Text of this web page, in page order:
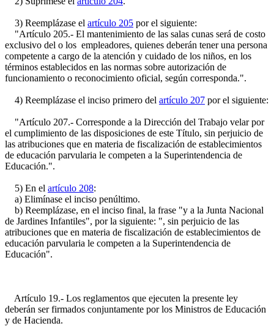
3) Reemplázase el artículo 205 por el siguiente:
"Artículo 205.- El mantenimiento de las salas cunas será de costo
exclusivo del o los empleadores, quienes deberán tener una persona
competente a cargo de la atención y cuidado de los niños, en los
términos establecidos en las normas sobre autorización de
funcionamiento o reconocimiento oficial, según corresponda.".
4) Reemplázase el inciso primero del artículo 207 por el siguiente:
"Artículo 207.- Corresponde a la Dirección del Trabajo velar por
el cumplimiento de las disposiciones de este Título, sin perjuicio de
las atribuciones que en materia de fiscalización de establecimientos
de educación parvularia le competen a la Superintendencia de
Educación.".
5) En el artículo 208:
a) Elimínase el inciso penúltimo.
b) Reemplázase, en el inciso final, la frase "y a la Junta Nacional
de Jardines Infantiles", por la siguiente: ", sin perjuicio de las
atribuciones que en materia de fiscalización de establecimientos de
educación parvularia le competen a la Superintendencia de
Educación".
Artículo 19.- Los reglamentos que ejecuten la presente ley
deberán ser firmados conjuntamente por los Ministros de Educación
y de Hacienda.